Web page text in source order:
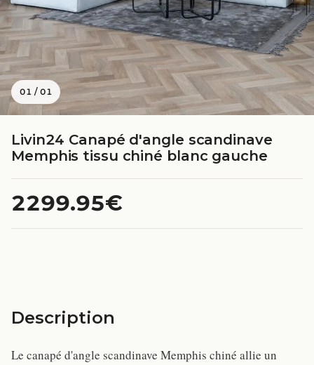
01 /01
Livin24 Canapé d'angle scandinave
Memphis tissu chiné blanc gauche
2299.95€
Description
Le canapé d'angle scandinave Memphis chiné allie un